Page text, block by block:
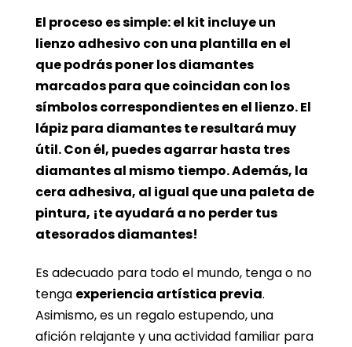
El proceso es simple: el kit incluye un
lienzo adhesivo con una plantilla en el
que podrás poner los diamantes
marcados para que coincidan con los
símbolos correspondientes en el lienzo. El
lápiz para diamantes te resultará muy
útil. Con él, puedes agarrar hasta tres
diamantes al mismo tiempo. Además, la
cera adhesiva, al igual que una paleta de
pintura, ¡te ayudará a no perder tus
atesorados diamantes!
Es adecuado para todo el mundo, tenga o no
tenga experiencia artística previa.
Asimismo, es un regalo estupendo, una
afición relajante y una actividad familiar para